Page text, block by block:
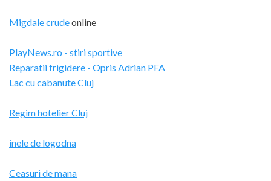
Migdale crudeonline
PlayNews.ro - stiri sportive
Reparatii frigidere - Opris Adrian PFA
Lac cu cabanute Cluj
Regim hotelier Cluj
inele de logodna
Ceasuri de mana